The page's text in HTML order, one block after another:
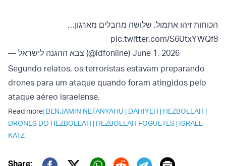
הכוחות זיהו אתמול, שלושה מחבלים מארגון…
pic.twitter.com/S6UtxYWQf8
— צבא ההגנה לישראל (@idfonline) June 1, 2026
Segundo relatos, os terroristas estavam preparando
drones para um ataque quando foram atingidos pelo
ataque aéreo israelense.
Read more: BENJAMIN NETANYAHU | DAHIYEH | HEZBOLLAH |
DRONES DO HEZBOLLAH | HEZBOLLAH FOGUETES | ISRAEL
KATZ
Share: